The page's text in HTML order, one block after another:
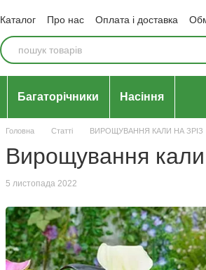
Каталог Про нас Оплата і доставка
Відгуки про магазин
Угода користувача
Багаторічники Насіння
Головна Статті ВИРОЩУВАННЯ КАЛИ НА ЗРІЗ
Вирощування кали
5 листопада 2022